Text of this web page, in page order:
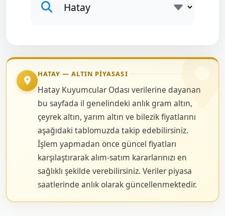
HATAY — ALTIN PIYASASI
Hatay Kuyumcular Odası verilerine dayanan
bu sayfada il genelindeki anlık gram altın,
çeyrek altın, yarım altın ve bilezik fiyatlarını
aşağıdaki tablomuzda takip edebilirsiniz.
İşlem yapmadan önce güncel fiyatları
karşılaştırarak alım-satım kararlarınızı en
sağlıklı şekilde verebilirsiniz. Veriler piyasa
saatlerinde anlık olarak güncellenmektedir.